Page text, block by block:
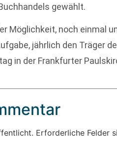
gewählt.
Möglichkeit, noch einmal
jährlich den Träger
in der Frankfurter
Erforderliche Felder